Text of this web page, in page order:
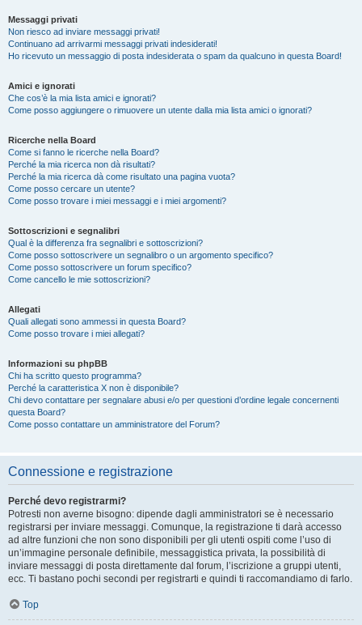
Messaggi privati
Non riesco ad inviare messaggi privati!
Continuano ad arrivarmi messaggi privati indesiderati!
Ho ricevuto un messaggio di posta indesiderata o spam da qualcuno in questa Board!
Amici e ignorati
Che cos’è la mia lista amici e ignorati?
Come posso aggiungere o rimuovere un utente dalla mia lista amici o ignorati?
Ricerche nella Board
Come si fanno le ricerche nella Board?
Perché la mia ricerca non dà risultati?
Perché la mia ricerca dà come risultato una pagina vuota?
Come posso cercare un utente?
Come posso trovare i miei messaggi e i miei argomenti?
Sottoscrizioni e segnalibri
Qual è la differenza fra segnalibri e sottoscrizioni?
Come posso sottoscrivere un segnalibro o un argomento specifico?
Come posso sottoscrivere un forum specifico?
Come cancello le mie sottoscrizioni?
Allegati
Quali allegati sono ammessi in questa Board?
Come posso trovare i miei allegati?
Informazioni su phpBB
Chi ha scritto questo programma?
Perché la caratteristica X non è disponibile?
Chi devo contattare per segnalare abusi e/o per questioni d’ordine legale concernenti
questa Board?
Come posso contattare un amministratore del Forum?
Connessione e registrazione
Perché devo registrarmi?
Potresti non averne bisogno: dipende dagli amministratori se è necessario
registrarsi per inviare messaggi. Comunque, la registrazione ti darà accesso
ad altre funzioni che non sono disponibili per gli utenti ospiti come l’uso di
un’immagine personale definibile, messaggistica privata, la possibilità di
inviare messaggi di posta direttamente dal forum, l’iscrizione a gruppi utenti,
ecc. Ti bastano pochi secondi per registrarti e quindi ti raccomandiamo di farlo.
Top